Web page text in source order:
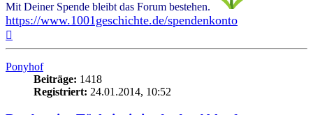
Mit Deiner Spende bleibt das Forum bestehen.
https://www.1001geschichte.de/spendenkonto
Ponyhof
Beiträge: 1418
Registriert: 24.01.2014, 10:52